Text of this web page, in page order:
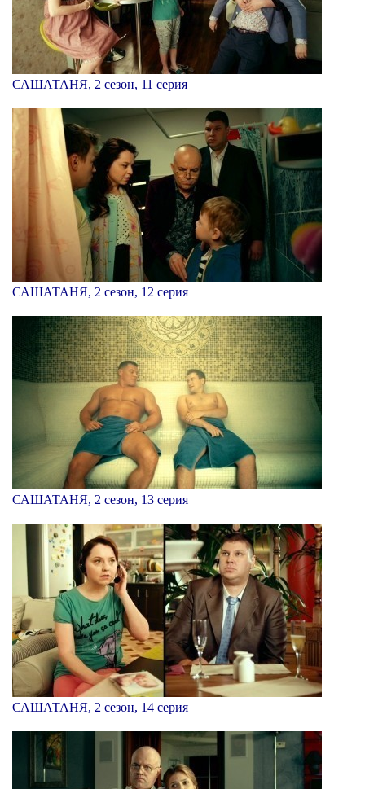
САШАТАНЯ, 2 сезон, 11 серия
САШАТАНЯ, 2 сезон, 12 серия
САШАТАНЯ, 2 сезон, 13 серия
САШАТАНЯ, 2 сезон, 14 серия